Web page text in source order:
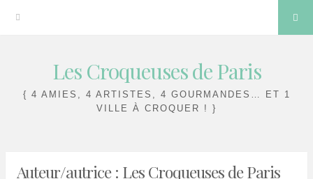
Les Croqueuses de Paris
{ 4 AMIES, 4 ARTISTES, 4 GOURMANDES… ET 1
VILLE À CROQUER ! }
Auteur/autrice : Les Croqueuses de Paris